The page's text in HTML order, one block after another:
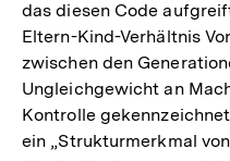
das diesen Code
Eltern-Kind-Verhältnis
zwischen den
Ungleichgewicht an
Kontrolle
ein „Strukturmerkmal